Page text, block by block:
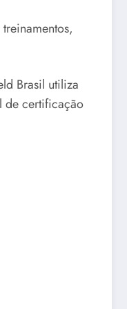
Brasil utiliza
de certificação